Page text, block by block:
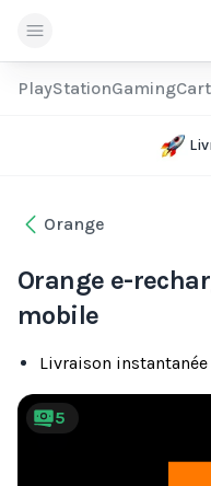
PlayStationGaming
Orange
Orange e-
mobile
Livraison
5